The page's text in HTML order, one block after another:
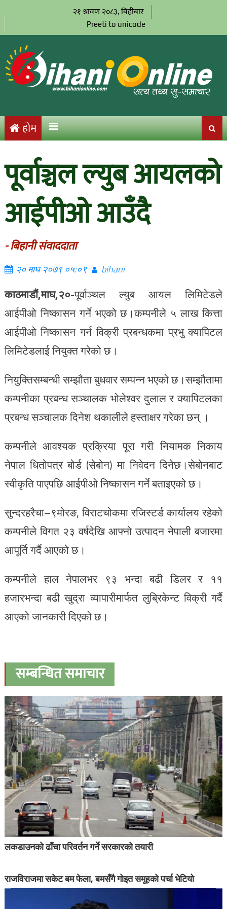
२१ श्रावण २०८३, बिहीबार
Preeti to unicode
होम
पूर्वाञ्चल ल्युब आयलको
आईपीओ आउँदै
- बिहानी संवाददाता
२० माघ २०७९ ०५:०९ bihani
काठमाडौं,माघ,२०-पूर्वाञ्चल ल्युब आयल लिमिटेडले
आईपीओ निष्कासन गर्ने भएको छ।कम्पनीले ५ लाख कित्ता
आईपीओ निष्कासन गर्न विक्री प्रबन्धकमा प्रभु क्यापिटल
लिमिटेडलाई नियुक्त गरेको छ।
नियुक्तिसम्बन्धी सम्झौता बुधवार सम्पन्न भएको छ।सम्झौतामा
कम्पनीका प्रबन्ध सञ्चालक भोलेश्वर दुलाल र क्यापिटलका
प्रबन्ध सञ्चालक दिनेश थकालीले हस्ताक्षर गरेका छन् ।
कम्पनीले आवश्यक प्रक्रिया पूरा गरी नियामक निकाय
नेपाल धितोपत्र बोर्ड (सेबोन) मा निवेदन दिनेछ।सेबोनबाट
स्वीकृति पाएपछि आईपीओ निष्कासन गर्ने बताइएको छ।
सुन्दरहरैचा–९मोरङ, विराटचोकमा रजिस्टर्ड कार्यालय रहेको
कम्पनीले विगत २३ वर्षदेखि आफ्नो उत्पादन नेपाली बजारमा
आपूर्ति गर्दै आएको छ।
कम्पनीले हाल नेपालभर ९३ भन्दा बढी डिलर र ११
हजारभन्दा बढी खुद्रा व्यापारीमार्फत लुब्रिकेन्ट विक्री गर्दै
आएको जानकारी दिएको छ।
सम्बन्धित समाचार
लकडाउनको ढाँचा परिवर्तन गर्ने सरकारको तयारी
राजविराजमा सकेट बम फेला, बमसँगै गोइत समूहको पर्चा भेटियो